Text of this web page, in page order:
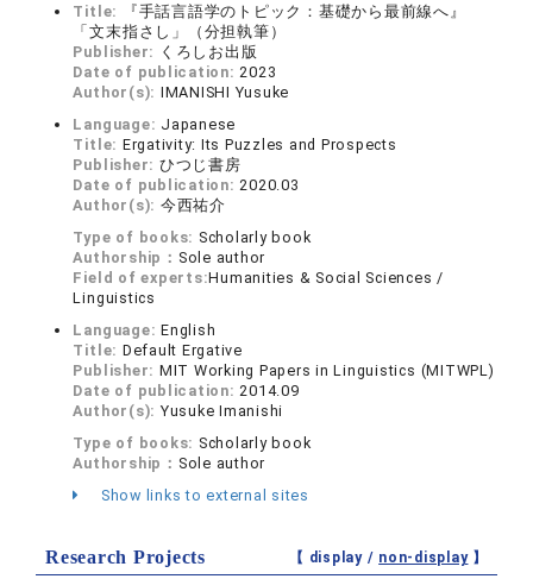
Title:
『手話言語学のトピック：基礎から最前線へ』
「文末指さし」（分担執筆）
Publisher: くろしお出版
Date of publication: 2023
Author(s): IMANISHI Yusuke
Language: Japanese
Title: Ergativity: Its Puzzles and Prospects
Publisher: ひつじ書房
Date of publication: 2020.03
Author(s): 今西祐介
Type of books: Scholarly book
Authorship： Sole author
Field of experts:Humanities & Social Sciences /
Linguistics
Language:English
Title: Default Ergative
Publisher: MIT Working Papers in Linguistics (MITWPL)
Date of publication: 2014.09
Author(s): Yusuke Imanishi
Type of books: Scholarly book
Authorship： Sole author
Show links to external sites
Research Projects 【 display / non-display】